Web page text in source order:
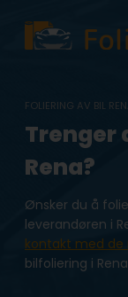
content
FOLIERING AV BIL
Trenger
Rena?
Ønsker du å
leverandøren i
kontakt med de
bilfoliering i